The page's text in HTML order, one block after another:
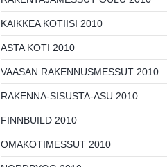
KAIKKEA KOTIISI 2010
ASTA KOTI 2010
VAASAN RAKENNUSMESSUT 2010
RAKENNA-SISUSTA-ASU 2010
FINNBUILD 2010
OMAKOTIMESSUT 2010